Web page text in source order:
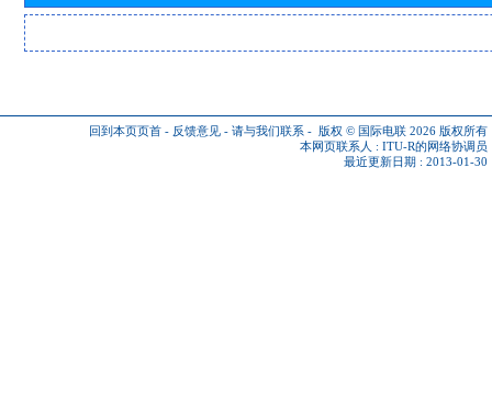
回到本页页首 - 反馈意见 - 请与我们联系 - 版权 © 国际电联 2026 版权所有
本网页联系人 : ITU-R的网络协调员
最近更新日期 : 2013-01-30